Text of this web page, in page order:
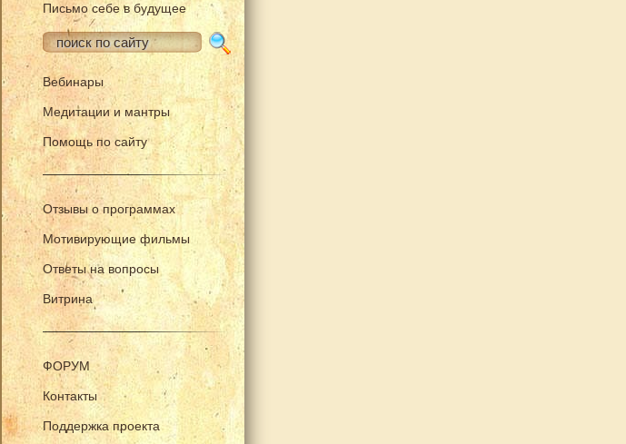
Письмо себе в будущее
Вебинары
Медитации и мантры
Помощь по сайту
Отзывы о программах
Мотивирующие фильмы
Ответы на вопросы
Витрина
ФОРУМ
Контакты
Поддержка проекта